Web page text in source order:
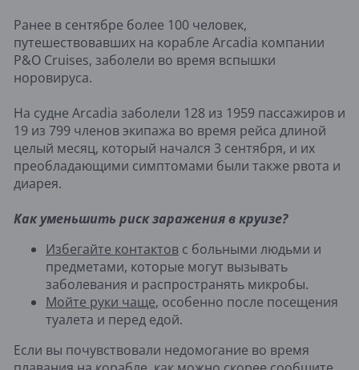
Ранее в сентябре более 100 человек,
путешествовавших на корабле Arcadia компании
P&O Cruises, заболели во время вспышки
норовируса.
На судне Arcadia заболели 128 из 1959 пассажиров и
19 из 799 членов экипажа во время рейса длиной
целый месяц, который начался 3 сентября, и их
преобладающими симптомами были также рвота и
диарея.
Как уменьшить риск заражения в круизе?
Избегайте контактов с больными людьми и
предметами, которые могут вызывать
заболевания и распространять микробы.
Мойте руки чаще, особенно после посещения
туалета и перед едой.
Если вы почувствовали недомогание во время